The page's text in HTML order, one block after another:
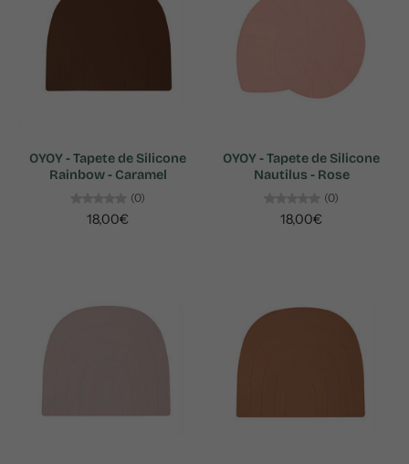
OYOY - Tapete de Silicone
Rainbow - Caramel
(0)
18,00€
OYOY - Tapete de Silicone
Nautilus - Rose
(0)
18,00€